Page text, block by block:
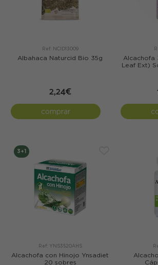
Ref: NCID13009
Albahaca Naturcid Bio 35g
2,24€
comprar
Alcachofa
Leaf Ext)
3+1
Ref: YNS3520AHS
Alcachofa con Hinojo Ynsadiet
20 sobres